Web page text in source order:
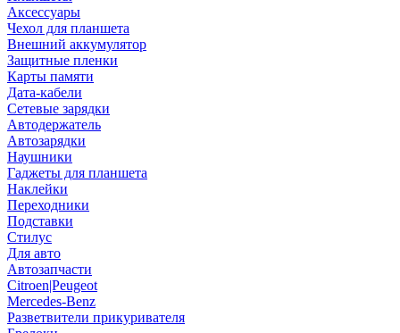
Аксессуары
Чехол для планшета
Внешний аккумулятор
Защитные пленки
Карты памяти
Дата-кабели
Сетевые зарядки
Автодержатель
Автозарядки
Наушники
Гаджеты для планшета
Наклейки
Переходники
Подставки
Стилус
Для авто
Автозапчасти
Citroen|Peugeot
Mercedes-Benz
Разветвители прикуривателя